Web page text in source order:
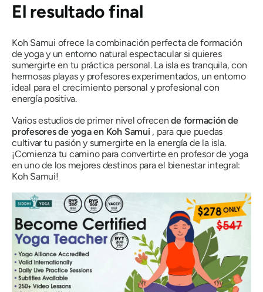
El resultado final
Koh Samui ofrece la combinación perfecta de formación
de yoga y un entorno natural espectacular si quieres
sumergirte en tu práctica personal. La isla es tranquila, con
hermosas playas y profesores experimentados, un entorno
ideal para el crecimiento personal y profesional con
energía positiva.
Varios estudios de primer nivel ofrecende formación de
profesores de yoga en Koh Samui , para que puedas
cultivar tu pasión y sumergirte en la energía de la isla.
¡Comienza tu camino para convertirte en profesor de yoga
en uno de los mejores destinos para el bienestar integral:
Koh Samui!